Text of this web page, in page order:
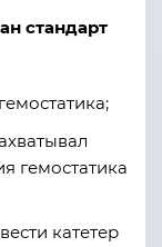
стандарт
гемостатика
катетер